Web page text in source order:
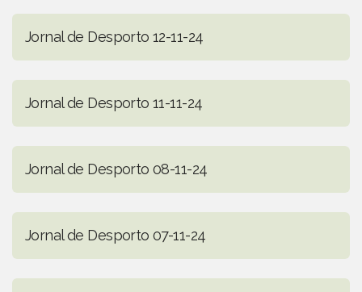
Jornal de Desporto 12-11-24
Jornal de Desporto 11-11-24
Jornal de Desporto 08-11-24
Jornal de Desporto 07-11-24